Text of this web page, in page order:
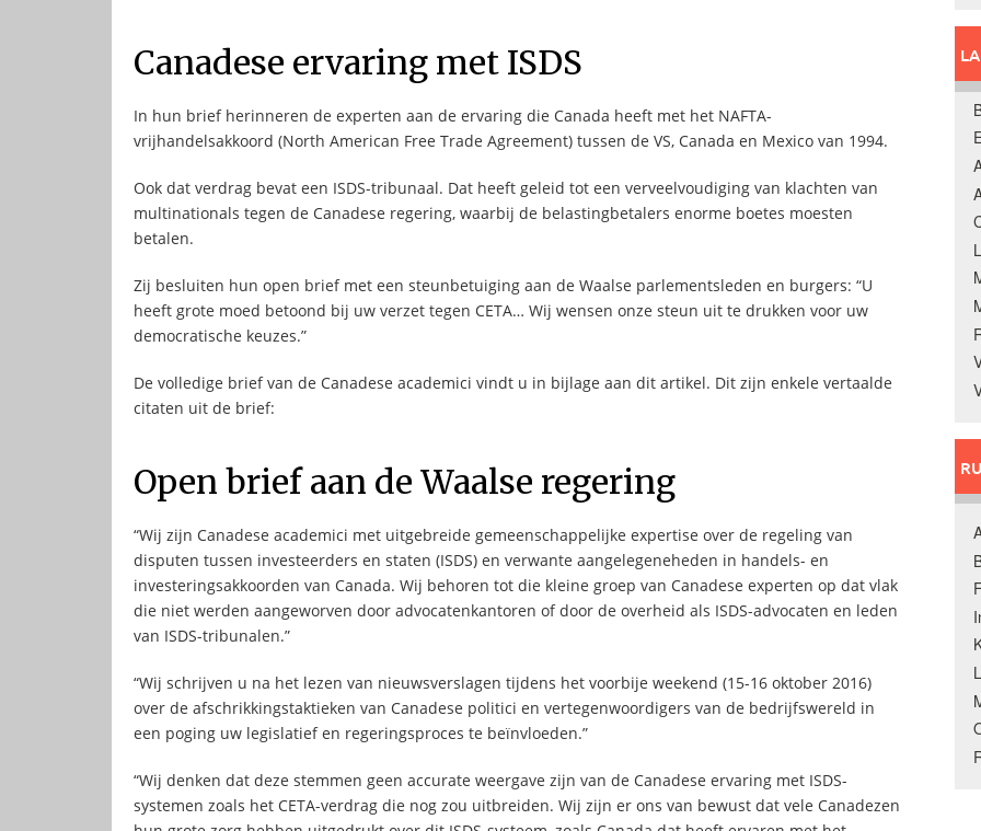
Canadese ervaring met ISDS
In hun brief herinneren de experten aan de ervaring die Canada heeft met het NAFTA-
vrijhandelsakkoord (North American Free Trade Agreement) tussen de VS, Canada en Mexico van 1994.
Ook dat verdrag bevat een ISDS-tribunaal. Dat heeft geleid tot een verveelvoudiging van klachten van
multinationals tegen de Canadese regering, waarbij de belastingbetalers enorme boetes moesten
betalen.
Zij besluiten hun open brief met een steunbetuiging aan de Waalse parlementsleden en burgers: “U
heeft grote moed betoond bij uw verzet tegen CETA… Wij wensen onze steun uit te drukken voor uw
democratische keuzes.”
De volledige brief van de Canadese academici vindt u in bijlage aan dit artikel. Dit zijn enkele vertaalde
citaten uit de brief:
Open brief aan de Waalse regering
“Wij zijn Canadese academici met uitgebreide gemeenschappelijke expertise over de regeling van
disputen tussen investeerders en staten (ISDS) en verwante aangelegeneheden in handels- en
investeringsakkoorden van Canada. Wij behoren tot die kleine groep van Canadese experten op dat vlak
die niet werden aangeworven door advocatenkantoren of door de overheid als ISDS-advocaten en leden
van ISDS-tribunalen.”
“Wij schrijven u na het lezen van nieuwsverslagen tijdens het voorbije weekend (15-16 oktober 2016)
over de afschrikkingstaktieken van Canadese politici en vertegenwoordigers van de bedrijfswereld in
een poging uw legislatief en regeringsproces te beïnvloeden.”
“Wij denken dat deze stemmen geen accurate weergave zijn van de Canadese ervaring met ISDS-
systemen zoals het CETA-verdrag die nog zou uitbreiden. Wij zijn er ons van bewust dat vele Canadezen